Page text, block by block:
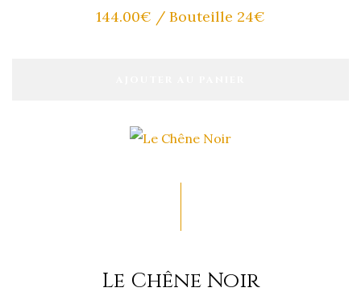
144.00€ / Bouteille 24€
Le Chêne Noir